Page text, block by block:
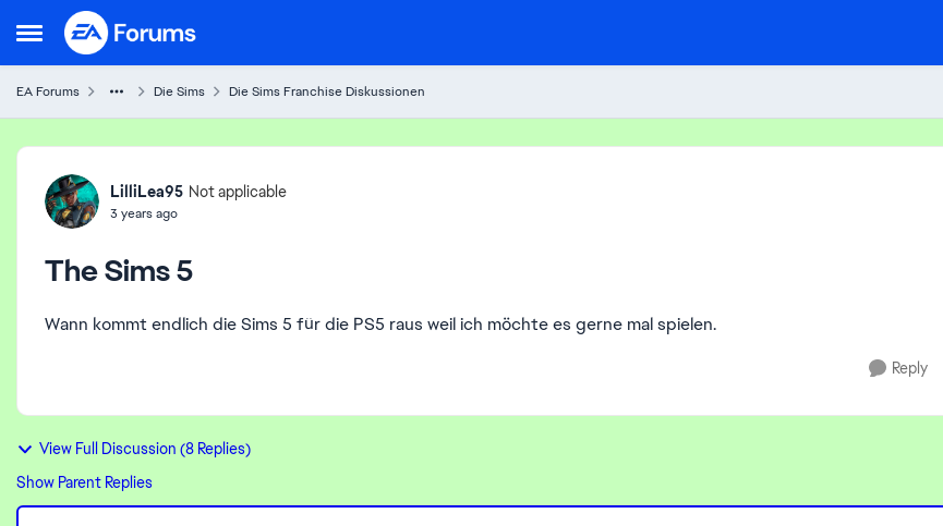
Open Side Menu
Skip to content
EA Forums Die Sims Die Sims Franchise Diskussionen
Forum Discussion
LilliLea95 Not applicable
3 years ago
The Sims 5
Wann kommt endlich die Sims 5 für die PS5 raus weil ich möchte es gerne mal spielen.
Reply
View Full Discussion (8 Replies)
Show Parent Replies